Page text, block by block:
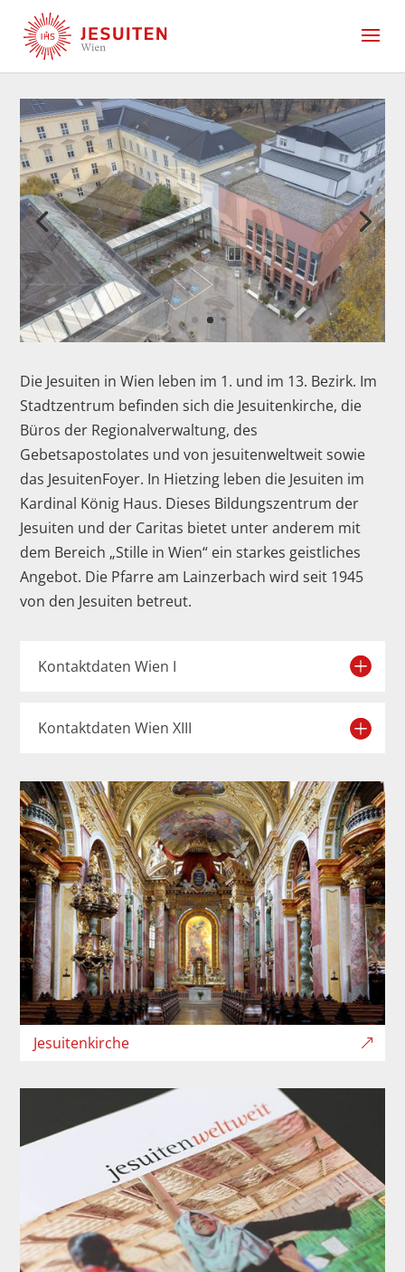
Die Jesuiten in Wien leben im 1. und im 13. Bezirk. Im
Stadtzentrum befinden sich die Jesuitenkirche, die
Büros der Regionalverwaltung, des
Gebetsapostolates und von jesuitenweltweit sowie
das JesuitenFoyer. In Hietzing leben die Jesuiten im
Kardinal König Haus. Dieses Bildungszentrum der
Jesuiten und der Caritas bietet unter anderem mit
dem Bereich „Stille in Wien“ ein starkes geistliches
Angebot. Die Pfarre am Lainzerbach wird seit 1945
von den Jesuiten betreut.
Kontaktdaten Wien I
Kontaktdaten Wien XIII